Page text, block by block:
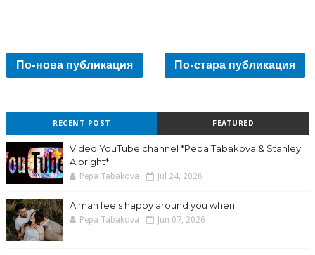
По-нова публикация По-стара публикация
RECENT POST FEATURED
Video YouTube channel *Pepa Tabakova & Stanley
Albright*
Pepa Tabakova Jul 24, 2026
A man feels happy around you when
Pepa Tabakova Jun 07, 2026